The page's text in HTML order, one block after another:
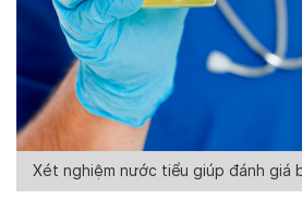
Xét nghiệm nước tiểu giúp đánh giá